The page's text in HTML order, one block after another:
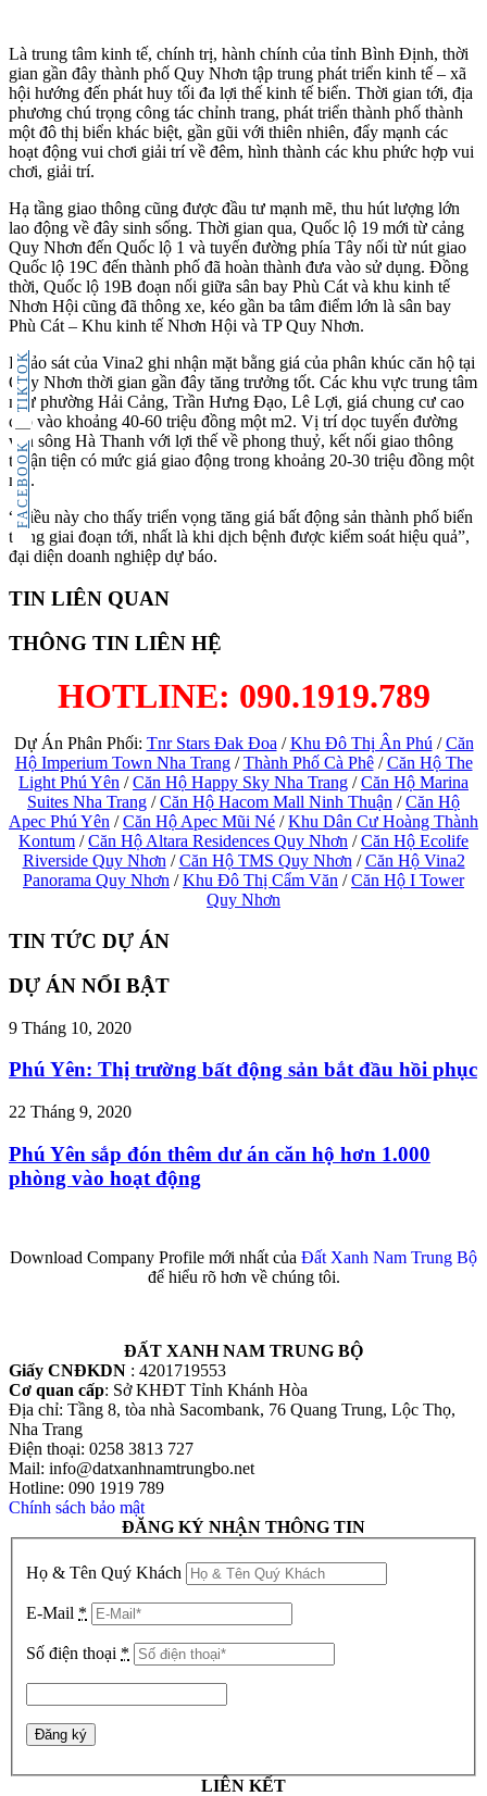
FACEBOOK
TIKTOK
Là trung tâm kinh tế, chính trị, hành chính của tỉnh Bình Định, thời
gian gần đây thành phố Quy Nhơn tập trung phát triển kinh tế – xã
hội hướng đến phát huy tối đa lợi thế kinh tế biển. Thời gian tới, địa
phương chú trọng công tác chỉnh trang, phát triển thành phố thành
một đô thị biển khác biệt, gần gũi với thiên nhiên, đẩy mạnh các
hoạt động vui chơi giải trí về đêm, hình thành các khu phức hợp vui
chơi, giải trí.
Hạ tầng giao thông cũng được đầu tư mạnh mẽ, thu hút lượng lớn
lao động về đây sinh sống. Thời gian qua, Quốc lộ 19 mới từ cảng
Quy Nhơn đến Quốc lộ 1 và tuyến đường phía Tây nối từ nút giao
Quốc lộ 19C đến thành phố đã hoàn thành đưa vào sử dụng. Đồng
thời, Quốc lộ 19B đoạn nối giữa sân bay Phù Cát và khu kinh tế
Nhơn Hội cũng đã thông xe, kéo gần ba tâm điểm lớn là sân bay
Phù Cát – Khu kinh tế Nhơn Hội và TP Quy Nhơn.
Khảo sát của Vina2 ghi nhận mặt bằng giá của phân khúc căn hộ tại
Quy Nhơn thời gian gần đây tăng trưởng tốt. Các khu vực trung tâm
như phường Hải Cảng, Trần Hưng Đạo, Lê Lợi, giá chung cư cao
cấp vào khoảng 40-60 triệu đồng một m2. Vị trí dọc tuyến đường
ven sông Hà Thanh với lợi thế về phong thuỷ, kết nối giao thông
thuận tiện có mức giá giao động trong khoảng 20-30 triệu đồng một
m2.
“Điều này cho thấy triển vọng tăng giá bất động sản thành phố biển
trong giai đoạn tới, nhất là khi dịch bệnh được kiểm soát hiệu quả”,
đại diện doanh nghiệp dự báo.
TIN LIÊN QUAN
THÔNG TIN LIÊN HỆ
HOTLINE: 090.1919.789
Dự Án Phân Phối: Tnr Stars Đak Đoa /Khu Đô Thị Ân Phú /Căn
Hộ Imperium Town Nha Trang/Thành Phố Cà Phê/Căn Hộ The
Light Phú Yên /Căn Hộ Happy Sky Nha Trang /Căn Hộ Marina
Suites Nha Trang /Căn Hộ Hacom Mall Ninh Thuận /Căn Hộ
Apec Phú Yên /Căn Hộ Apec Mũi Né /Khu Dân Cư Hoàng Thành
Kontum /Căn Hộ Altara Residences Quy Nhơn /Căn Hộ Ecolife
Riverside Quy Nhơn /Căn Hộ TMS Quy Nhơn /Căn Hộ Vina2
Panorama Quy Nhơn /Khu Đô Thị Cẩm Văn /Căn Hộ I Tower
Quy Nhơn
TIN TỨC DỰ ÁN
DỰ ÁN NỔI BẬT
9 Tháng 10, 2020
Phú Yên: Thị trường bất động sản bắt đầu hồi phục
22 Tháng 9, 2020
Phú Yên sắp đón thêm dư án căn hộ hơn 1.000
phòng vào hoạt động
Download Company Profile mới nhất của Đất Xanh Nam Trung Bộ
để hiểu rõ hơn về chúng tôi.
ĐẤT XANH NAM TRUNG BỘ
Giấy CNĐKDN : 4201719553
Cơ quan cấp: Sở KHĐT Tỉnh Khánh Hòa
Địa chỉ: Tầng 8, tòa nhà Sacombank, 76 Quang Trung, Lộc Thọ,
Nha Trang
Điện thoại: 0258 3813 727
Mail: info@datxanhnamtrungbo.net
Hotline: 090 1919 789
Chính sách bảo mật
ĐĂNG KÝ NHẬN THÔNG TIN
Họ & Tên Quý Khách
E-Mail *
Số điện thoại *
LIÊN KẾT